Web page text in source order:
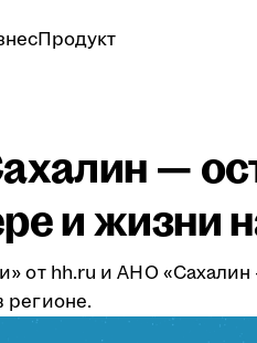
Продукт
—
и жизни
от hh.ru и АНО
регионе.